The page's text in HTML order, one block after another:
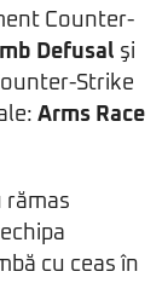
Counter-
Defusal şi
Strike
Arms Race
rămas
cu ceas în